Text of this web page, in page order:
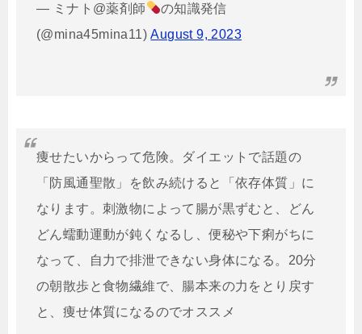
— ミナト@薬剤師
の知識発信
(@mina45mina11)August 9, 2023
痩せたいからって危険。ダイエットで話題の
「防風通聖散」を飲み続けると「依存体質」に
なります。刺激物によって腸が黒ずむと、どん
どん蠕動運動が鈍くなるし、便秘や下痢がちに
なって、自力で排泄できない身体になる。20分
の朝散歩と食物繊維で、腸本来の力をとり戻す
と、痩せ体質になるのでオススメ